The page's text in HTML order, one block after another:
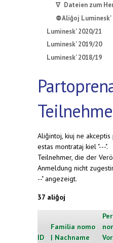
∇ Dateien zum
⛔ Aliĝoj Luminesk'
Luminesk' 2020/21
Luminesk' 2019/20
Luminesk' 2018/19
Aliĝintoj, kiuj ne
estas montrataj kiel "---".
Teilnehmer, die der
Anmeldung nicht
--" angezeigt.
37 aliĝoj
ID
Familia nomo
| Nachname